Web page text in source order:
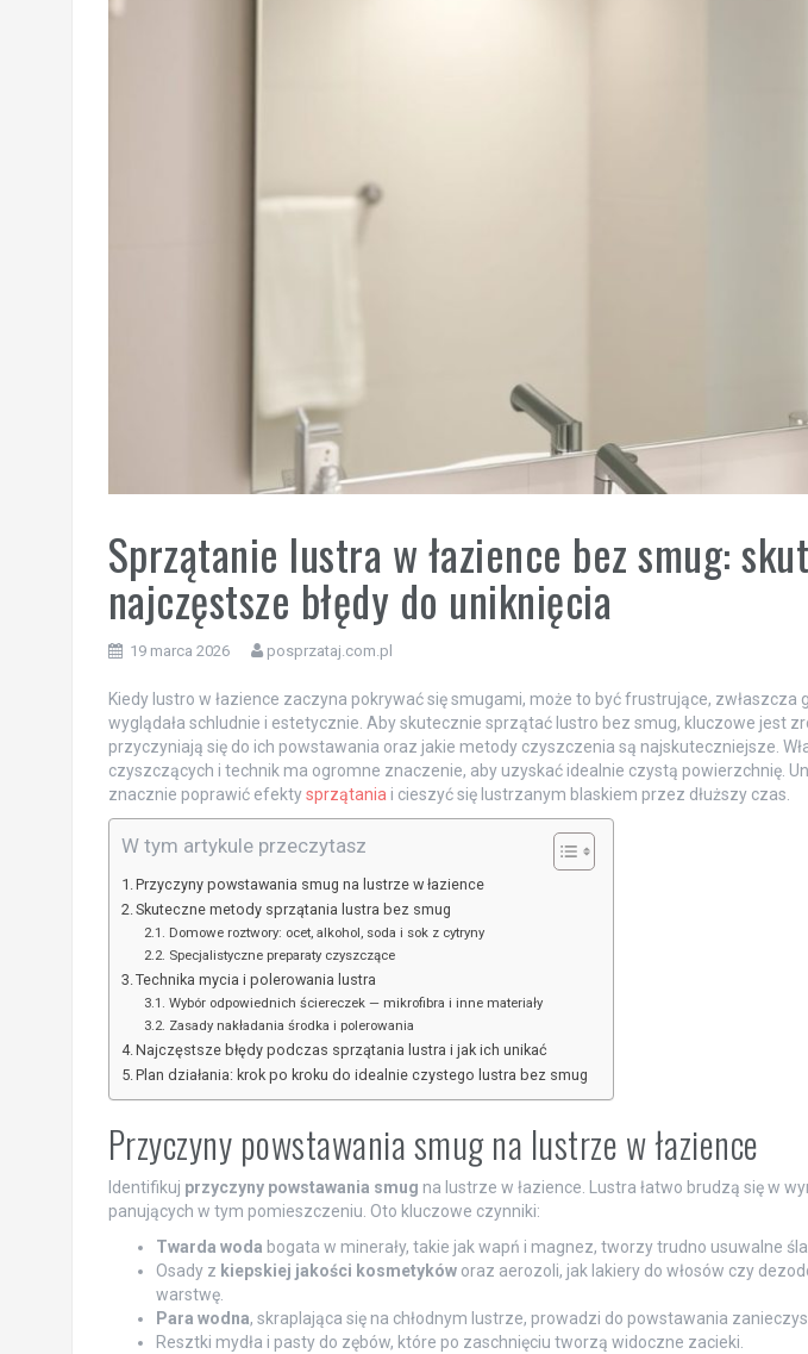
Sprzątanie lustra w łazience bez smug:
najczęstsze błędy do uniknięcia
19 marca 2026 posprzataj.com.pl
Kiedy lustro w łazience zaczyna pokrywać się smugami, może to być frustrujące,
wyglądała schludnie i estetycznie. Aby skutecznie sprzątać lustro bez smug, kluczowe jest
przyczyniają się do ich powstawania oraz jakie metody czyszczenia są najskuteczniejsze.
czyszczących i technik ma ogromne znaczenie, aby uzyskać idealnie czystą powierzchnię.
znacznie poprawić efektysprzątaniai cieszyć się lustrzanym blaskiem przez dłuższy czas.
W tym artykule przeczytasz
Przyczyny powstawania smug na lustrze w łazience
Skuteczne metody sprzątania lustra bez smug
Domowe roztwory: ocet, alkohol, soda i sok z cytryny
Specjalistyczne preparaty czyszczące
Technika mycia i polerowania lustra
Wybór odpowiednich ściereczek — mikrofibra i inne materiały
Zasady nakładania środka i polerowania
Najczęstsze błędy podczas sprzątania lustra i jak ich unikać
Plan działania: krok po kroku do idealnie czystego lustra bez smug
Przyczyny powstawania smug na lustrze w łazience
Identifikuj przyczyny powstawania smug na lustrze w łazience. Lustra łatwo brudzą się w
panujących w tym pomieszczeniu. Oto kluczowe czynniki:
Twarda woda bogata w minerały, takie jak wapń i magnez, tworzy trudno usuwalne
Osady z kiepskiej jakości kosmetykóworaz aerozoli, jak lakiery do włosów czy
warstwę.
Para wodna, skraplająca się na chłodnym lustrze, prowadzi do powstawania
Resztki mydła i pasty do zębów, które po zaschnięciu tworzą widoczne zacieki.